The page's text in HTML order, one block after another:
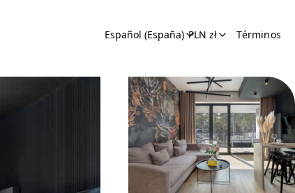
Español (España) PLN zł Términos